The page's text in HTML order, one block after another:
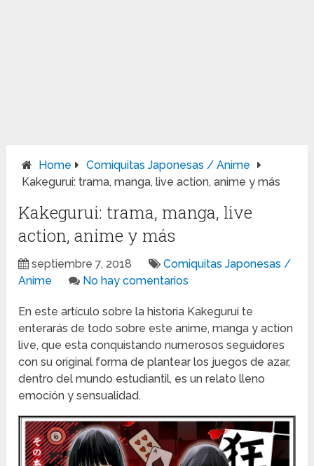
Home
Comiquitas Japonesas / Anime
Kakegurui: trama, manga, live action, anime y más
Kakegurui: trama, manga, live
action, anime y más
septiembre 7, 2018
Comiquitas Japonesas /
Anime
No hay comentarios
En este artículo sobre la historia Kakegurui te
enterarás de todo sobre este anime, manga y action
live, que esta conquistando numerosos seguidores
con su original forma de plantear los juegos de azar,
dentro del mundo estudiantil, es un relato lleno
emoción y sensualidad.